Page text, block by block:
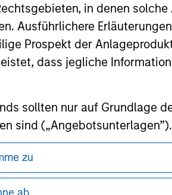
in denen
Ausführlichere
Prospekt der
dass jegliche
sollten nur auf Grundlage
sind („Angebotsunterlagen”).
nach bestem Wissen von
den Tatsachen und es
Management und
zu
bestimmte gesetzliche und